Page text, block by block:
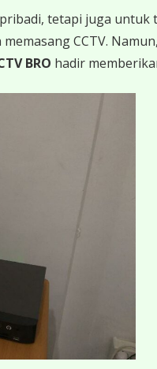
tetapi juga
CCTV.
BRO hadir